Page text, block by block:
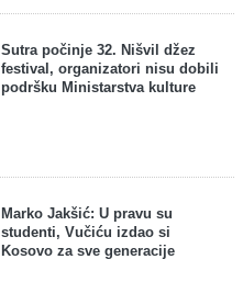
Sutra počinje 32. Nišvil džez
festival, organizatori nisu dobili
podršku Ministarstva kulture
Marko Jakšić: U pravu su
studenti, Vučiću izdao si
Kosovo za sve generacije